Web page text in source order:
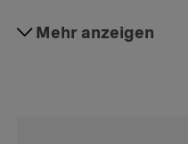
Mehr anzeigen
#Gesetze